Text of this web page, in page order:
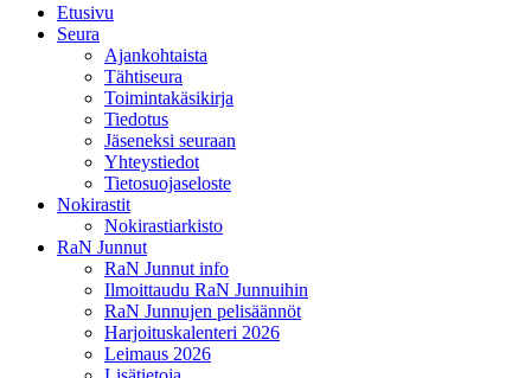
Etusivu
Seura
Ajankohtaista
Tähtiseura
Toimintakäsikirja
Tiedotus
Jäseneksi seuraan
Yhteystiedot
Tietosuojaseloste
Nokirastit
Nokirastiarkisto
RaN Junnut
RaN Junnut info
Ilmoittaudu RaN Junnuihin
RaN Junnujen pelisäännöt
Harjoituskalenteri 2026
Leimaus 2026